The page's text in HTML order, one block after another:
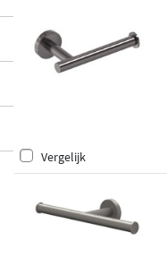
Vergelijk